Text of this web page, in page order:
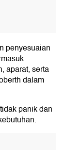
penyesuaian
aparat, serta
dalam
panik dan